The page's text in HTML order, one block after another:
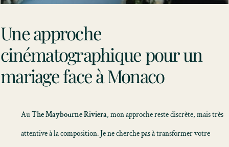
Une approche
cinématographique pour un
mariage face à Monaco
AuThe Maybourne Riviera, mon approche reste discrète, mais très
attentive à la composition. Je ne cherche pas à transformer votre